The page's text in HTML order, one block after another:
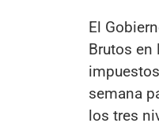
El
Brutos en
semana
los tres